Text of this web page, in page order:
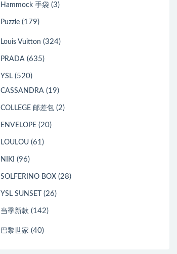
Hammock 手袋 (3)
Puzzle (179)
Louis Vuitton (324)
PRADA (635)
YSL (520)
CASSANDRA (19)
COLLEGE 邮差包 (2)
ENVELOPE (20)
LOULOU (61)
NIKI (96)
SOLFERINO BOX (28)
YSL SUNSET (26)
当季新款 (142)
巴黎世家 (40)